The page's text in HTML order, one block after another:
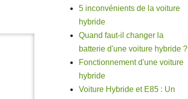
5 inconvénients de la voiture
hybride
Quand faut-il changer la
batterie d'une voiture hybride ?
Fonctionnement d'une voiture
hybride
Voiture Hybride et E85 : Un